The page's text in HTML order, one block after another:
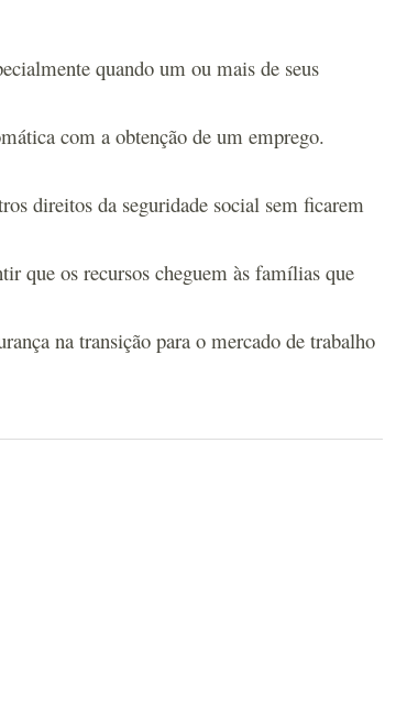
quando um ou mais de seus
com a obtenção de um emprego.
direitos da seguridade social sem ficarem
que os recursos cheguem às famílias que
na transição para o mercado de trabalho